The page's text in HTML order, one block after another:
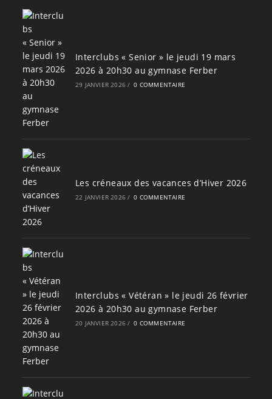
Interclubs « Senior » le jeudi 19 mars
2026 à 20h30 au gymnase Ferber
29 JANVIER 2026 / 0 COMMENTAIRE
Les créneaux des vacances d’Hiver 2026
22 JANVIER 2026 / 0 COMMENTAIRE
Interclubs « Vétéran » le jeudi 26 février
2026 à 20h30 au gymnase Ferber
20 JANVIER 2026 / 0 COMMENTAIRE